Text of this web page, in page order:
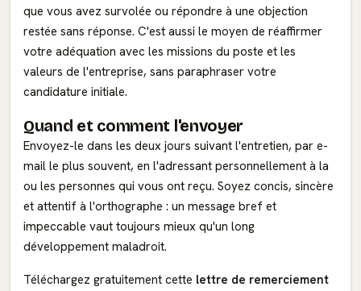
que vous avez survolée ou répondre à une objection
restée sans réponse. C'est aussi le moyen de réaffirmer
votre adéquation avec les missions du poste et les
valeurs de l'entreprise, sans paraphraser votre
candidature initiale.
Quand et comment l'envoyer
Envoyez-le dans les deux jours suivant l'entretien, par e-
mail le plus souvent, en l'adressant personnellement à la
ou les personnes qui vous ont reçu. Soyez concis, sincère
et attentif à l'orthographe : un message bref et
impeccable vaut toujours mieux qu'un long
développement maladroit.
Téléchargez gratuitement cette lettre de remerciement